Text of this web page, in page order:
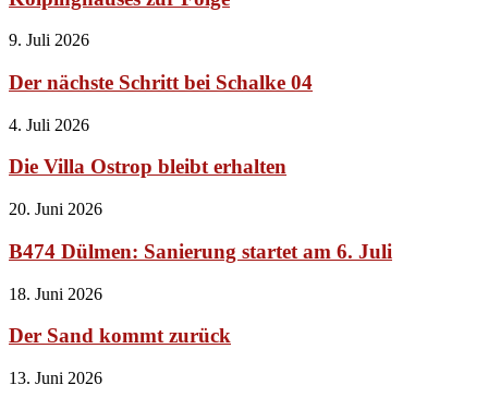
9. Juli 2026
Der nächste Schritt bei Schalke 04
4. Juli 2026
Die Villa Ostrop bleibt erhalten
20. Juni 2026
B474 Dülmen: Sanierung startet am 6. Juli
18. Juni 2026
Der Sand kommt zurück
13. Juni 2026